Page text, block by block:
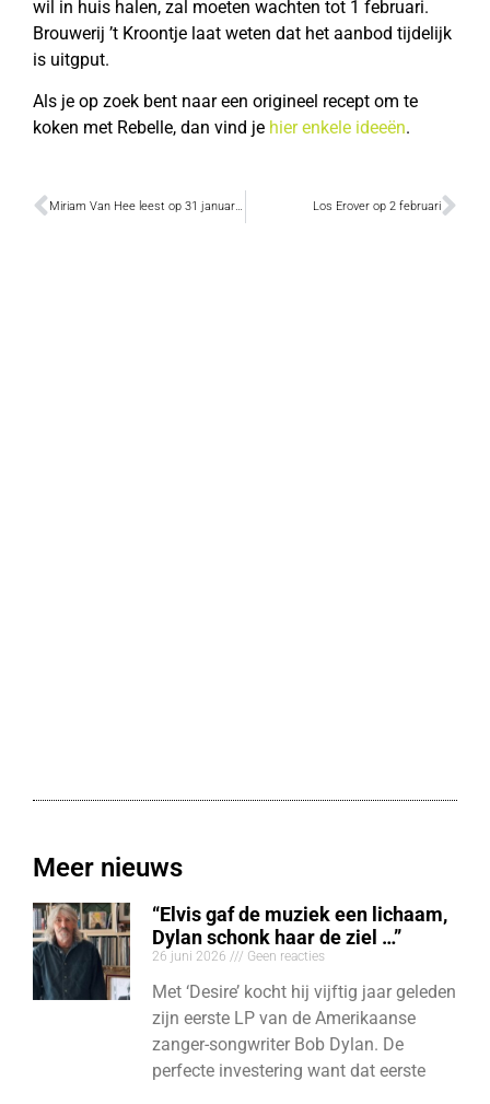
wil in huis halen, zal moeten wachten tot 1 februari.
Brouwerij ’t Kroontje laat weten dat het aanbod tijdelijk
is uitgput.
Als je op zoek bent naar een origineel recept om te
koken met Rebelle, dan vind je hier enkele ideeën.
Miriam Van Hee leest op 31 januari uit eigen werk Los Erover op 2 februari
Meer nieuws
“Elvis gaf de muziek een lichaam,
Dylan schonk haar de ziel …”
26 juni 2026 Geen reacties
Met ‘Desire’ kocht hij vijftig jaar geleden
zijn eerste LP van de Amerikaanse
zanger-songwriter Bob Dylan. De
perfecte investering want dat eerste